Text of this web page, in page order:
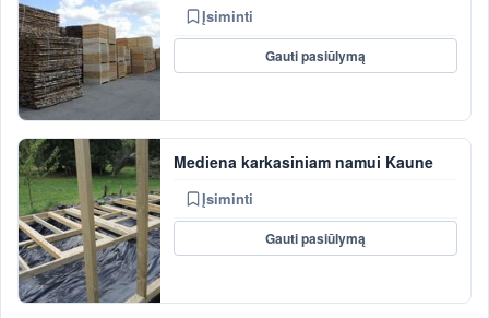
Įsiminti
Gauti pasiūlymą
Mediena karkasiniam namui Kaune
Įsiminti
Gauti pasiūlymą